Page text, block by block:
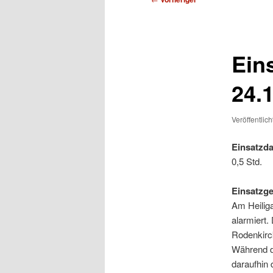
0,5 Std.
Am
alarmiert.
Während
daraufhin